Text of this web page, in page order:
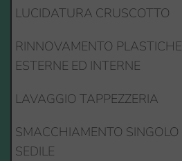
LUCIDATURA CRUSCOTTO
RINNOVAMENTO PLASTICHE
ESTERNE ED INTERNE
LAVAGGIO TAPPEZZERIA
SMACCHIAMENTO SINGOLO
SEDILE